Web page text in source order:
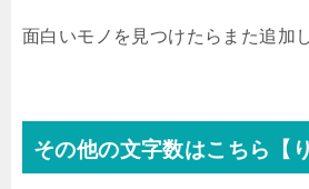
面白いモノを見つけたらまた追加
その他の文字数はこちら【り